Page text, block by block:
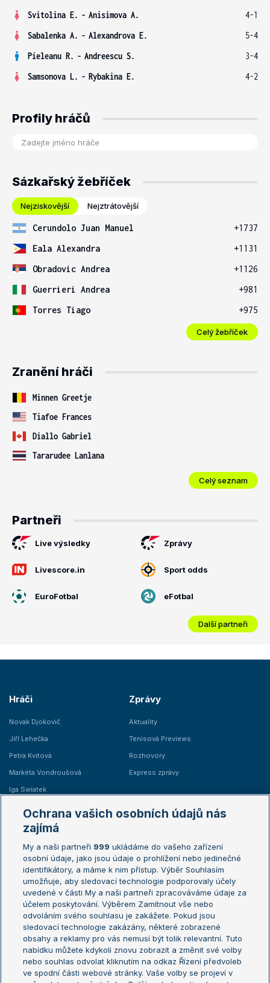
Svitolina E. - Anisimova A.
4-1
Sabalenka A. - Alexandrova E.
5-4
Pieleanu R. - Andreescu S.
3-4
Samsonova L. - Rybakina E. 4-2
Profily hráčů
Sázkařský žebříček
Nejziskovější Nejztrátovější
Cerundolo Juan Manuel
+1737
Eala Alexandra
+1131
Obradovic Andrea
+1126
Guerrieri Andrea
+981
Torres Tiago
+975
Celý žebříček
Zranění hráči
Minnen Greetje
Tiafoe Frances
Diallo Gabriel
Tararudee Lanlana
Celý seznam
Partneři
Live výsledky Zprávy
Livescore.in Sport odds
EuroFotbal eFotbal
Další partneři
Hráči
Novak Djokovič
Jiří Lehečka
Petra Kvitová
Markéta Vondroušová
Iga Swiatek
Zprávy
Aktuality
Tenisová Previews
Rozhovory
Express zprávy
Žebříčky
Žebříček ATP (muži)
Žebříček WTA (ženy)
Sázkařský žebříček
Australian Open
French Open
Wimbledon
US Open
Turnaj mistrů
Turnaj mistryň
Aktualní trendy
Fotbalové přestupy
Ochrana vašich osobních údajů nás
zajímá
My a naši partneři 999 ukládáme do vašeho zařízení
osobní údaje, jako jsou údaje o prohlížení nebo jedinečné
identifikátory, a máme k nim přístup. Výběr Souhlasím
umožňuje, aby sledovací technologie podporovaly účely
uvedené v části My a naši partneři zpracováváme údaje za
účelem poskytování. Výběrem Zamítnout vše nebo
odvoláním svého souhlasu je zakážete. Pokud jsou
sledovací technologie zakázány, některé zobrazené
obsahy a reklamy pro vás nemusí být tolik relevantní. Tuto
nabídku můžete kdykoli znovu zobrazit a změnit své volby
nebo souhlas odvolat kliknutím na odkaz Řízení předvoleb
ve spodní části webové stránky. Vaše volby se projeví v